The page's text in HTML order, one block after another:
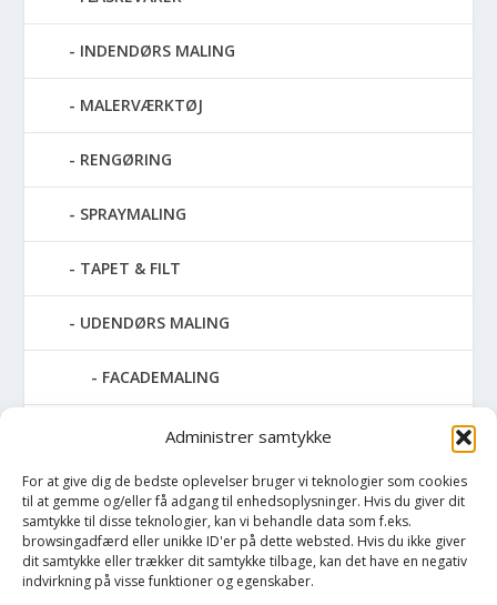
Administrer samtykke
For at give dig de bedste oplevelser bruger vi teknologier som cookies
til at gemme og/eller få adgang til enhedsoplysninger. Hvis du giver dit
samtykke til disse teknologier, kan vi behandle data som f.eks.
browsingadfærd eller unikke ID'er på dette websted. Hvis du ikke giver
dit samtykke eller trækker dit samtykke tilbage, kan det have en negativ
indvirkning på visse funktioner og egenskaber.
INDENDØRS MALING
MALERVÆRKTØJ
RENGØRING
SPRAYMALING
TAPET & FILT
UDENDØRS MALING
FACADEMALING
METALMALING
TAGMALING
TERRASSE OLIE OG RENS
TRÆBESKYTTELSE